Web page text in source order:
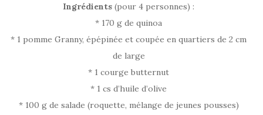
Ingrédients (pour 4 personnes) :
* 170 g de quinoa
* 1 pomme Granny, épépinée et coupée en quartiers de 2 cm
de large
* 1 courge butternut
* 1 cs d’huile d’olive
* 100 g de salade (roquette, mélange de jeunes pousses)